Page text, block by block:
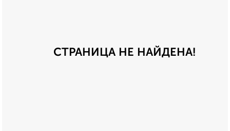
СТРАНИЦА НЕ НАЙДЕНА!